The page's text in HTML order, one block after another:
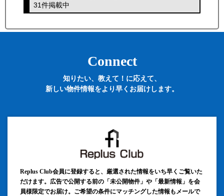
31件掲載中
Connect
知りたい、教えて！に応えて、
新しい物件情報をより早くお届けします。
Replus Club会員に登録すると、厳選された情報をいち早くご覧いた
だけます。広告で公開する前の「未公開物件」や「最新情報」を会
員様限定でお届け。ご希望の条件にマッチングした情報もメールで